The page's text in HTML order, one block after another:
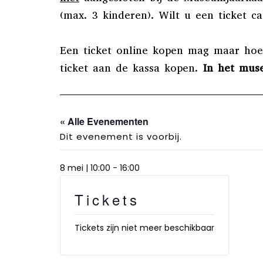
(max. 3 kinderen). Wilt u een ticket
Een ticket online kopen mag maar
ticket aan de kassa kopen. In het
« Alle Evenementen
Dit evenement is voorbij.
8 mei | 10:00 - 16:00
Tickets
Tickets zijn niet meer beschikbaar